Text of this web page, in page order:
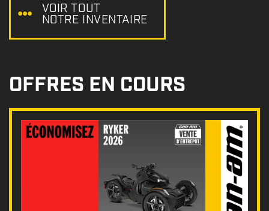
VOIR TOUT
NOTRE INVENTAIRE
OFFRES EN COURS